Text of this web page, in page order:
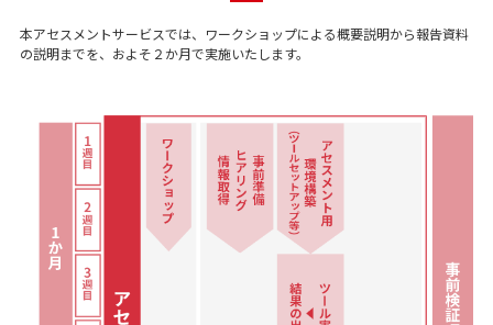
本アセスメントサービスでは、ワークショップによる概要説明から報告資料
の説明までを、およそ２か月で実施いたします。